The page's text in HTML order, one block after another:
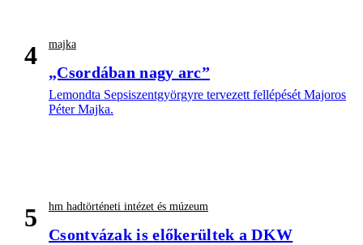
4 majka
„Csordában nagy arc”
Lemondta Sepsiszentgyörgyre tervezett fellépését Majoros
Péter Majka.
5 hm hadtörténeti intézet és múzeum
Csontvázak is előkerültek a DKW